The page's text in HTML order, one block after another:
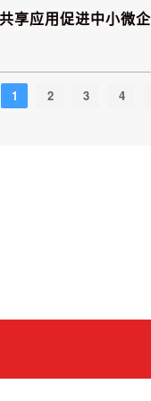
享应用促进中小微
1 2 3 4